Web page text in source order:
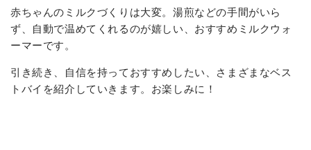
赤ちゃんのミルクづくりは大変。湯煎などの手間がいら
ず、自動で温めてくれるのが嬉しい、おすすめミルクウォ
ーマーです。
引き続き、自信を持っておすすめしたい、さまざまなベス
トバイを紹介していきます。お楽しみに！